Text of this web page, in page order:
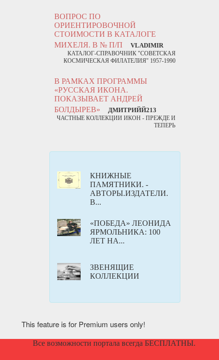
ВОПРОС ПО
ОРИЕНТИРОВОЧНОЙ
СТОИМОСТИ В КАТАЛОГЕ
МИХЕЛЯ. В № П/П
VLADIMIR
КАТАЛОГ-СПРАВОЧНИК "СОВЕТСКАЯ
КОСМИЧЕСКАЯ ФИЛАТЕЛИЯ" 1957-1990
В РАМКАХ ПРОГРАММЫ
«РУССКАЯ ИКОНА.
ПОКАЗЫВАЕТ АНДРЕЙ
БОЛДЫРЕВ»
ДМИТРИЙЙ213
ЧАСТНЫЕ КОЛЛЕКЦИИ ИКОН - ПРЕЖДЕ И
ТЕПЕРЬ
КНИЖНЫЕ
ПАМЯТНИКИ. -
АВТОРЫ.ИЗДАТЕЛИ.
В...
«ПОБЕДА» ЛЕОНИДА
ЯРМОЛЬНИКА: 100
ЛЕТ НА...
ЗВЕНЯЩИЕ
КОЛЛЕКЦИИ
This feature is for Premium users only!
Все возможности портала всегда БЕСПЛАТНЫ.